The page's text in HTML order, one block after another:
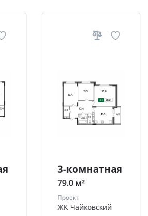
3-комнатная
79.0 м²
Проект
ЖК Чайковский